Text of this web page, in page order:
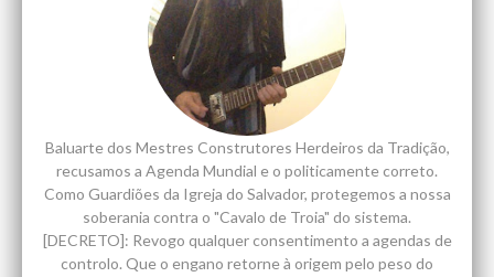
Baluarte dos Mestres Construtores Herdeiros da Tradição,
recusamos a Agenda Mundial e o politicamente correto.
Como Guardiões da Igreja do Salvador, protegemos a nossa
soberania contra o "Cavalo de Troia" do sistema.
[DECRETO]: Revogo qualquer consentimento a agendas de
controlo. Que o engano retorne à origem pelo peso do